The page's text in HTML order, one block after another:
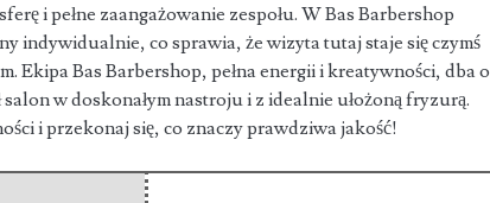
i pełne zaangażowanie zespołu. W Bas Barbershop
indywidualnie, co sprawia, że wizyta tutaj staje się czymś
Ekipa Bas Barbershop, pełna energii i kreatywności, dba o
w doskonałym nastroju i z idealnie ułożoną fryzurą.
i przekonaj się, co znaczy prawdziwa jakość!